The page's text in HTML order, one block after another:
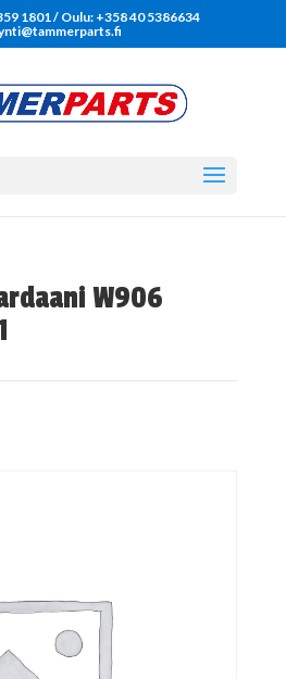
1801‬ / Oulu: +358 40 5386634
W906